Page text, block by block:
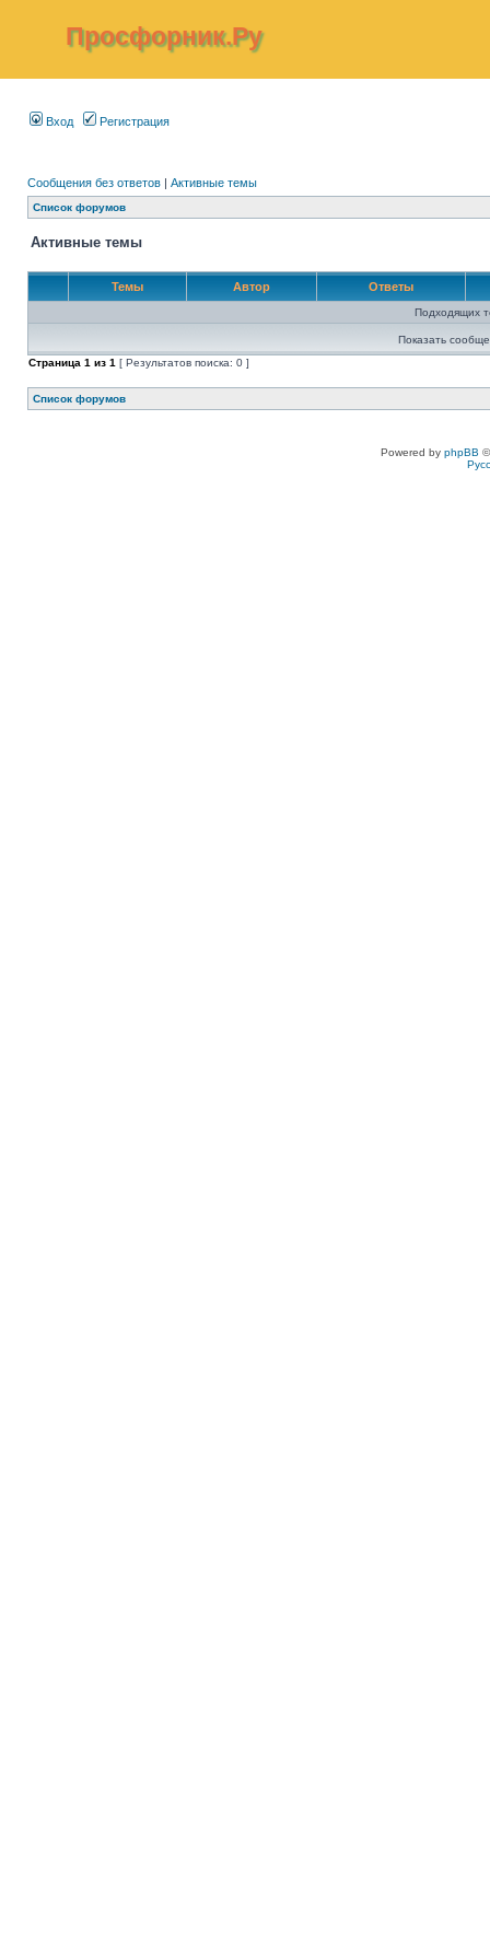
Просфорник.Ру
Вход Регистрация
Сообщения без ответов | Активные темы
Список форумов
Активные темы
Темы Автор Ответы
Подходящих
Показать
Страница 1 из 1 [ Результатов поиска: 0 ]
Список форумов
Powered by phpBB